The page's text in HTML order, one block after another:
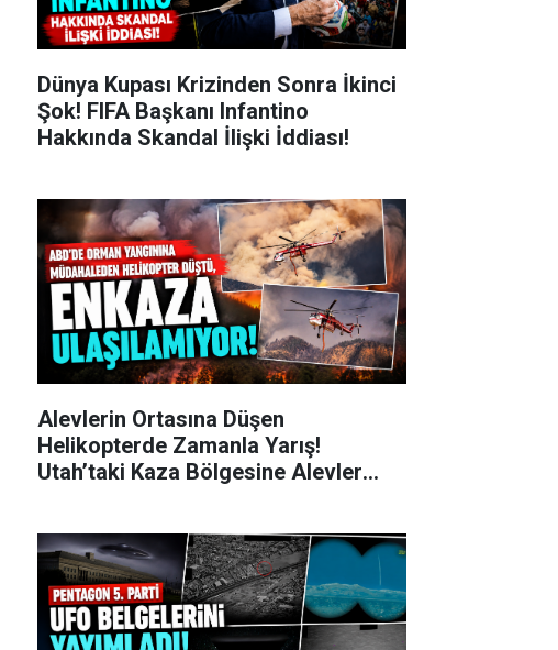
Dünya Kupası Krizinden Sonra İkinci
Şok! FIFA Başkanı Infantino
Hakkında Skandal İlişki İddiası!
Alevlerin Ortasına Düşen
Helikopterde Zamanla Yarış!
Utah’taki Kaza Bölgesine Alevler